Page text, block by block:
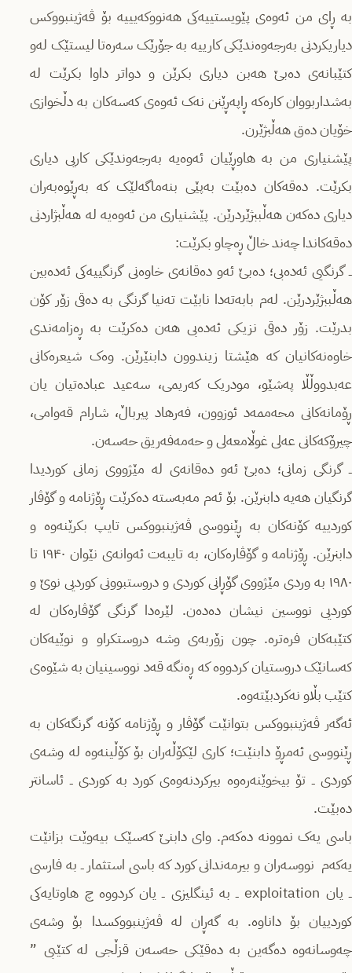
بە ڕای من ئەوەی پێویستییەکی هەنووکەیییە بۆ ڤەژینبووکس
دیاریکردنی بەرجەوەندێکی کارییە بە جۆرێک سەرەتا لیستێک لەو
کتێبانەی دەبێ هەبن دیاری بکرێن و دواتر داوا بکرێت له
بەشداربووان کارەکە ڕاپەڕێنن نەک ئەوەی کەسەکان بە دڵخوازی
خۆیان دەق هەڵبژێرن.
پێشنیاری من بە هاوڕێیان ئەوەیە بەرجەوندێکی کاریی دیاری
بکرێت. دەقەکان دەبێت بەپێی بنەماگەلێک کە بەڕێوەبەران
دیاری دەکەن هەڵببژێردرێن. پێشنیاری من ئەوەیە لە هەڵبژاردنی
دەقەکاندا چەند خاڵ ڕەچاو بکرێت:
ــ گرنگیی ئەدەبی؛ دەبێ ئەو دەقانەی خاوەنی گرنگییەکی ئەدەبین
هەڵببژێردرێن. لەم بابەتەدا نابێت تەنیا گرنگی بە دەقی زۆر کۆن
بدرێت. زۆر دەقی نزیکی ئەدەبی هەن دەکرێت بە ڕەزامەندی
خاوەنەکانیان کە هێشتا زیندوون دابنێرێن. وەک شیعرەکانی
عەبدووڵڵا پەشێو، مودریک کەریمی، سەعید عبادەتیان یان
ڕۆمانەکانی محەممەد ئوزوون، فەرهاد پیرباڵ، شارام قەوامی،
چیرۆکەکانی عەلی غوڵامعەلی و حەمەفەریق حەسەن.
ــ گرنگی زمانی؛ دەبێ ئەو دەقانەی لە مێژووی زمانی کوردیدا
گرنگیان هەیە دابنرێن. بۆ ئەم مەبەستە دەکرێت ڕۆژنامە و گۆڤار
کوردییە کۆنەکان بە ڕێنووسی ڤەژینبووکس تایپ بکرێنەوە و
دابنرێن. ڕۆژنامە و گۆڤارەکان، بە تایبەت ئەوانەی نێوان ۱۹۴۰ تا
۱۹٨۰ بە وردی مێژووی گۆڕانی کوردی و دروستبوونی کوردیی نوێ و
کوردیی نووسین نیشان دەدەن. لێرەدا گرنگی گۆڤارەکان لە
کتێبەکان فرەترە. چون زۆربەی وشە دروستکراو و نوێیەکان
کەسانێک دروستیان کردووە کە ڕەنگە قەد نووسینیان بە شێوەی
کتێب بڵاو نەکردبێتەوە.
ئەگەر ڤەژینبووکس بتوانێت گۆڤار و ڕۆژنامە کۆنە گرنگەکان بە
ڕێنووسی ئەمڕۆ دابنێت؛ کاری لێکۆڵەران بۆ کۆڵینەوە لە وشەی
کوردی ــ تۆ بیخوێنەرەوە بیرکردنەوەی کورد بە کوردی ــ ئاسانتر
دەبێت.
باسی یەک نموونە دەکەم. وای دابنێ کەسێک بیەوێت بزانێت
یەکەم نووسەران و بیرمەندانی کورد کە باسی استثمار ــ بە فارسی
ــ یان exploitation ــ بە ئینگلیزی ــ یان کردووە چ هاوتایەکی
کوردییان بۆ داناوە. بە گەڕان لە ڤەژینبووکسدا بۆ وشەی
چەوسانەوە دەگەین بە دەقێکی حەسەن قزڵجی لە کتێبی ”